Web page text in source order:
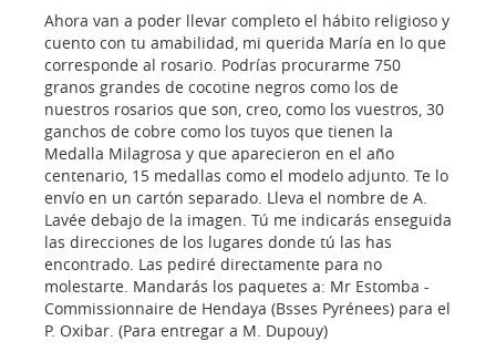
Ahora van a poder llevar completo el hábito religioso y
cuento con tu amabilidad, mi querida María en lo que
corresponde al rosario. Podrías procurarme 750
granos grandes de cocotine negros como los de
nuestros rosarios que son, creo, como los vuestros, 30
ganchos de cobre como los tuyos que tienen la
Medalla Milagrosa y que aparecieron en el año
centenario, 15 medallas como el modelo adjunto. Te lo
envío en un cartón separado. Lleva el nombre de A.
Lavée debajo de la imagen. Tú me indicarás enseguida
las direcciones de los lugares donde tú las has
encontrado. Las pediré directamente para no
molestarte. Mandarás los paquetes a: Mr Estomba -
Commissionnaire de Hendaya (Bsses Pyrénees) para el
P. Oxibar. (Para entregar a M. Dupouy)